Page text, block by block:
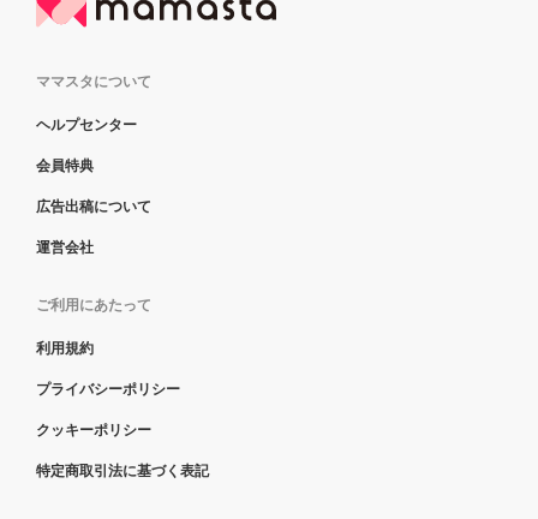
ママスタについて
ヘルプセンター
会員特典
広告出稿について
運営会社
ご利用にあたって
利用規約
プライバシーポリシー
クッキーポリシー
特定商取引法に基づく表記